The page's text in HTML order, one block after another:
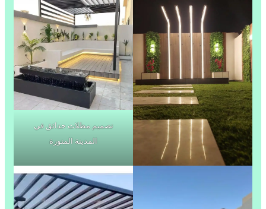
تصميم مظلات حدائق في
المدينة المنورة